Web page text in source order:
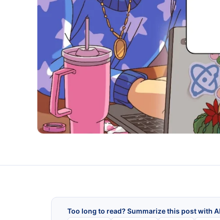
Too long to read? Summarize this post with